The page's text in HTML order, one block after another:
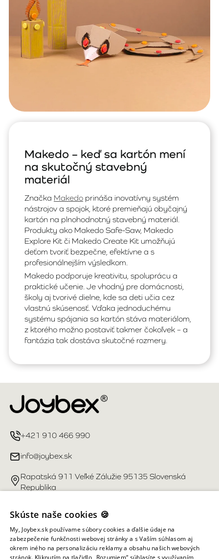
Makedo – keď sa kartón mení
na skutočný stavebný
materiál
Značka Makedo prináša inovatívny systém
nástrojov a spojok, ktoré premieňajú obyčajný
kartón na plnohodnotný stavebný materiál.
Produkty ako Makedo Safe-Saw, Makedo
Explore Kit či Makedo Create Kit umožňujú
deťom tvoriť bezpečne, efektívne a s
profesionálnejším výsledkom.
Makedo podporuje kreativitu, spoluprácu a
praktické učenie. Je vhodný pre domácnosti,
školy aj tvorivé dielne, kde sa deti učia cez
vlastnú skúsenosť. Vďaka jednoduchému
systému spájania sa kartón stáva materiálom,
z ktorého možno postaviť takmer čokoľvek – a
fantázia tak dostáva skutočné rozmery.
+421 910 466 990
info@joybex.sk
Rapatská 911 Veľké Zálužie 95135 Slovenská
Republika
Užitočné odkazy
Účet
Skúste naše cookies 🍪
My, Joybex.sk používame súbory cookies a ďalšie údaje na
zabezpečenie funkčnosti webovej stránky a s Vaším súhlasom aj
okrem iného na personalizáciu reklamy a obsahu našich webových
stránok. Kliknutím na tlačidlo „Rozumiem“ súhlasíte s využívaním